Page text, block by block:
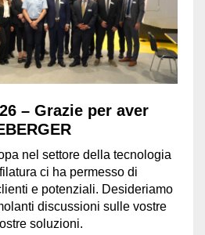
– Grazie per aver
nel settore della tecnologia
ci ha permesso di
e potenziali. Desideriamo
discussioni sulle vostre
soluzioni.